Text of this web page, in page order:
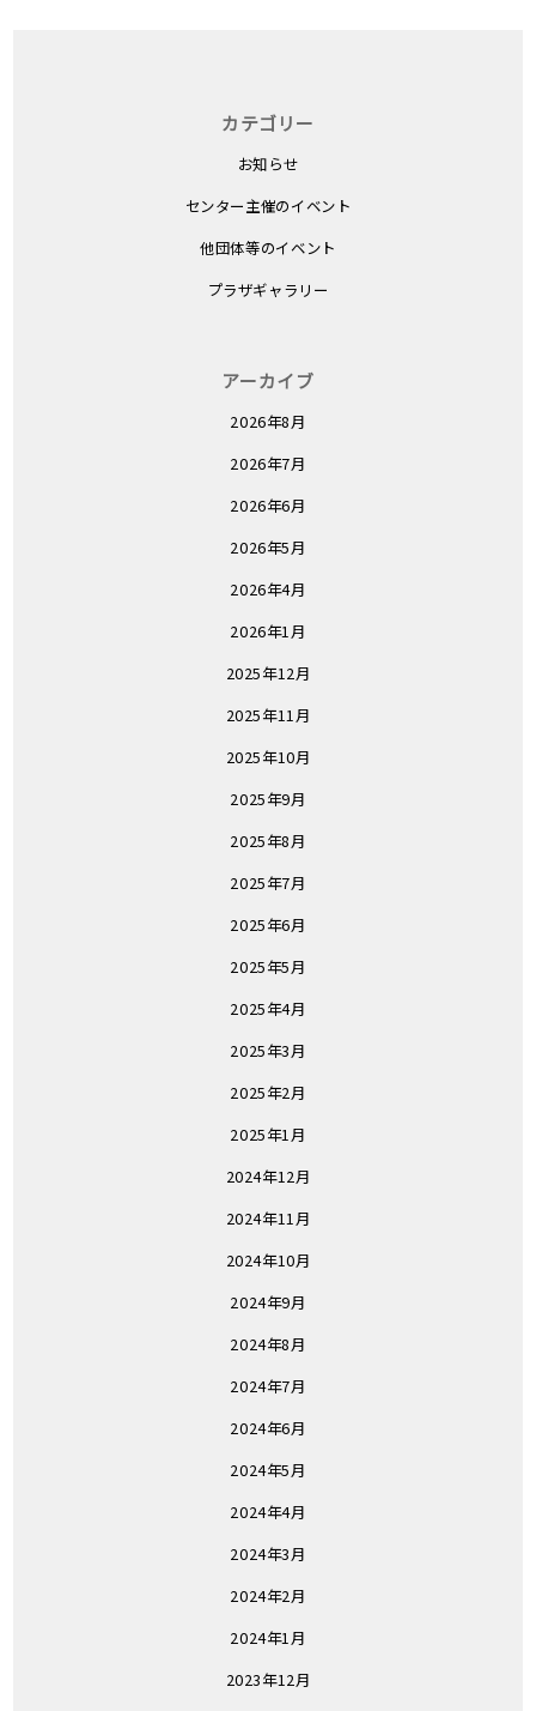
カテゴリー
お知らせ
センター主催のイベント
他団体等のイベント
プラザギャラリー
アーカイブ
2026年8月
2026年7月
2026年6月
2026年5月
2026年4月
2026年1月
2025年12月
2025年11月
2025年10月
2025年9月
2025年8月
2025年7月
2025年6月
2025年5月
2025年4月
2025年3月
2025年2月
2025年1月
2024年12月
2024年11月
2024年10月
2024年9月
2024年8月
2024年7月
2024年6月
2024年5月
2024年4月
2024年3月
2024年2月
2024年1月
2023年12月